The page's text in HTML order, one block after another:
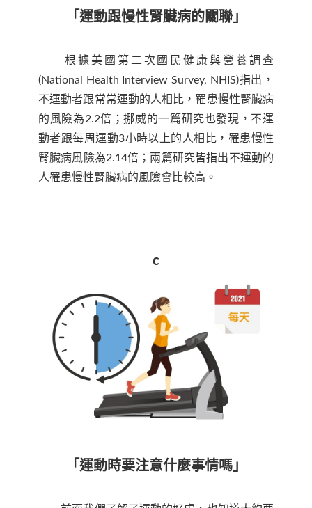
「運動跟慢性腎臟病的關聯」
根據美國第二次國民健康與營養調查
(National Health Interview Survey, NHIS)指出，
不運動者跟常常運動的人相比，罹患慢性腎臟病
的風險為2.2倍；挪威的一篇研究也發現，不運
動者跟每周運動3小時以上的人相比，罹患慢性
腎臟病風險為2.14倍；兩篇研究皆指出不運動的
人罹患慢性腎臟病的風險會比較高。
c
「運動時要注意什麼事情嗎」